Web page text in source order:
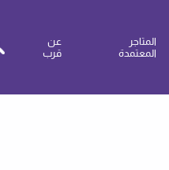
المتاجر
المعتمدة
عن
قرب